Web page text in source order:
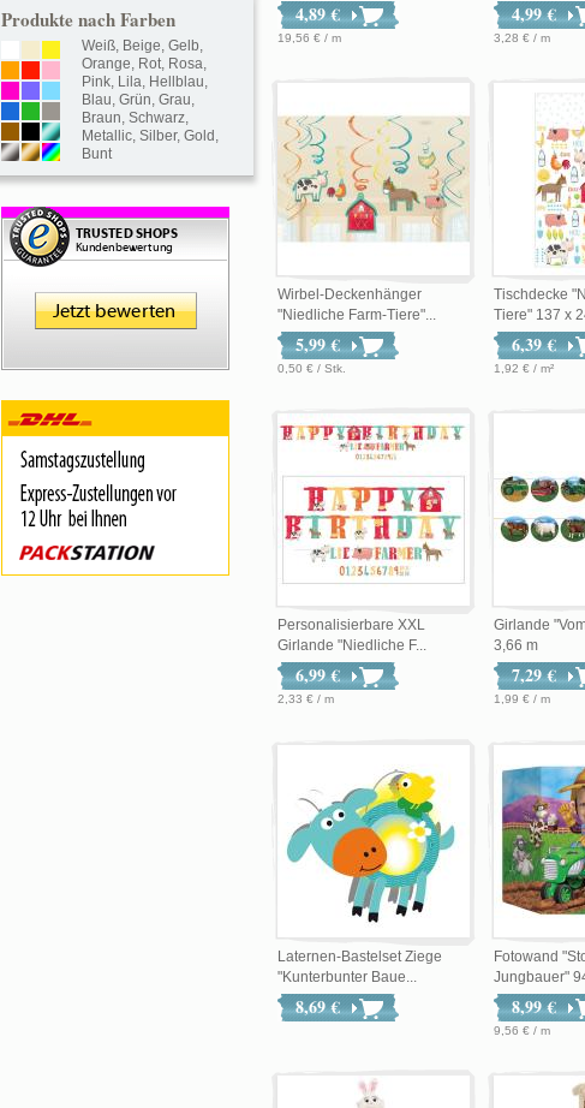
4,89 €
19,56 € / m
4,99 €
3,28 € / m
Wirbel-Deckenhänger
"Niedliche Farm-Tiere"...
5,99 €
0,50 € / Stk.
Tischdecke
Tiere" 137 x
6,39 €
1,92 € / m²
Personalisierbare XXL
Girlande "Niedliche F...
6,99 €
2,33 € / m
Girlande
3,66 m
7,29 €
1,99 € / m
Laternen-Bastelset Ziege
"Kunterbunter Baue...
8,69 €
Fotowand
Jungbauer"
8,99 €
9,56 € / m
Produkte nach Farben
Weiß, Beige, Gelb,
Orange, Rot, Rosa,
Pink, Lila, Hellblau,
Blau, Grün, Grau,
Braun, Schwarz,
Metallic, Silber, Gold ,
Bunt